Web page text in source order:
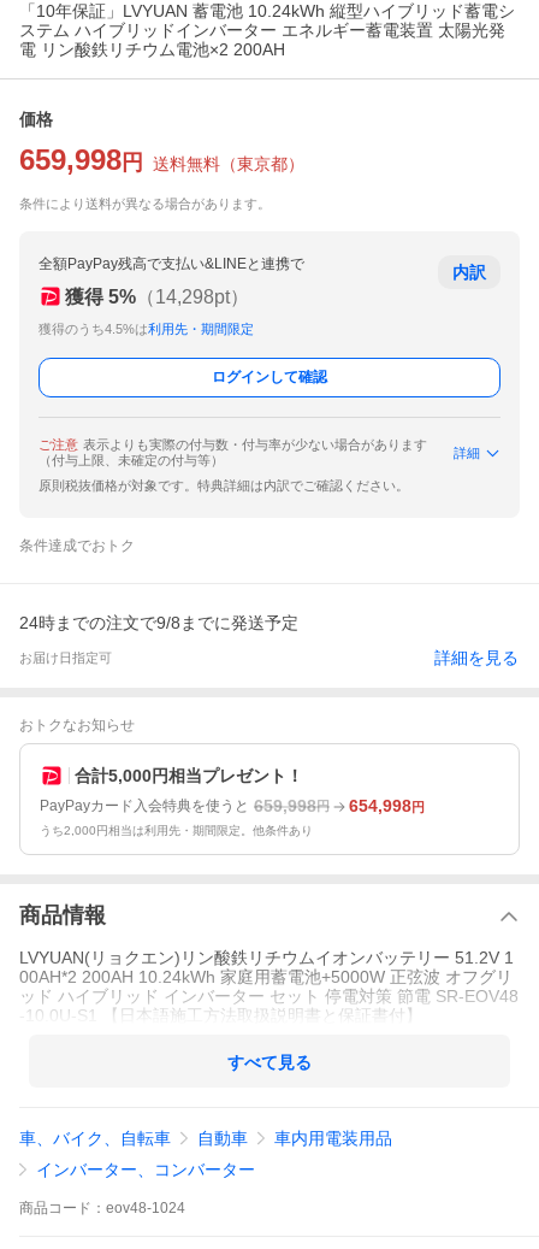
「10年保証」LVYUAN 蓄電池 10.24kWh 縦型ハイブリッド蓄電シ
ステム ハイブリッドインバーター エネルギー蓄電装置 太陽光発
電 リン酸鉄リチウム電池×2 200AH
価格
659,998 円 送料無料 （東京都）
条件により送料が異なる場合があります。
全額PayPay残高で支払い&LINEと連携で
獲得 5% （14,298pt）
獲得のうち4.5%は利用先・期間限定
内訳
ログインして確認
ご注意 表示よりも実際の付与数・付与率が少ない場合があります
（付与上限、未確定の付与等）
詳細
原則税抜価格が対象です。特典詳細は内訳でご確認ください。
条件達成でおトク
24時までの注文で9/8までに発送予定
お届け日指定可 詳細を見る
おトクなお知らせ
合計5,000円相当プレゼント！
PayPayカード入会特典を使うと 659,998円 654,998円
うち2,000円相当は利用先・期間限定。他条件あり
商品情報
LVYUAN(リョクエン)リン酸鉄リチウムイオンバッテリー 51.2V 1
00AH*2 200AH 10.24kWh 家庭用蓄電池+5000W 正弦波 オフグリ
ッド ハイブリッド インバーター セット 停電対策 節電 SR-EOV48
-10.0U-S1 【日本語施工方法取扱説明書と保証書付】
すべて見る
車、バイク、自転車 自動車
車内用電装用品
インバーター、コンバーター
商品 コード： eov48-1024